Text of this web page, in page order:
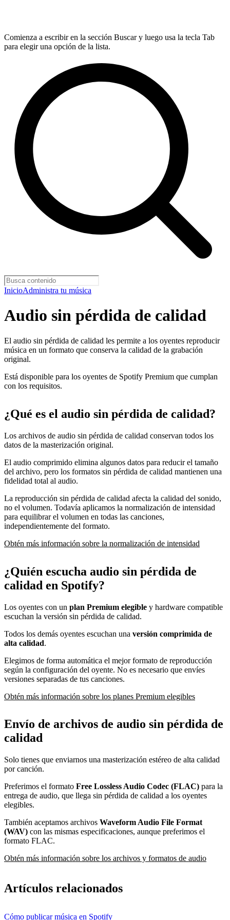
Comienza a escribir en la sección Buscar y luego usa la tecla Tab
para elegir una opción de la lista.
InicioAdministra tu música
Audio sin pérdida de calidad
El audio sin pérdida de calidad les permite a los oyentes reproducir
música en un formato que conserva la calidad de la grabación
original.
Está disponible para los oyentes de Spotify Premium que cumplan
con los requisitos.
¿Qué es el audio sin pérdida de calidad?
Los archivos de audio sin pérdida de calidad conservan todos los
datos de la masterización original.
El audio comprimido elimina algunos datos para reducir el tamaño
del archivo, pero los formatos sin pérdida de calidad mantienen una
fidelidad total al audio.
La reproducción sin pérdida de calidad afecta la calidad del sonido,
no el volumen. Todavía aplicamos la normalización de intensidad
para equilibrar el volumen en todas las canciones,
independientemente del formato.
Obtén más información sobre la normalización de intensidad
¿Quién escucha audio sin pérdida de
calidad en Spotify?
Los oyentes con un plan Premium elegible y hardware compatible
escuchan la versión sin pérdida de calidad.
Todos los demás oyentes escuchan una versión comprimida de
alta calidad.
Elegimos de forma automática el mejor formato de reproducción
según la configuración del oyente. No es necesario que envíes
versiones separadas de tus canciones.
Obtén más información sobre los planes Premium elegibles
Envío de archivos de audio sin pérdida de
calidad
Solo tienes que enviarnos una masterización estéreo de alta calidad
por canción.
Preferimos el formato Free Lossless Audio Codec (FLAC) para la
entrega de audio, que llega sin pérdida de calidad a los oyentes
elegibles.
También aceptamos archivos Waveform Audio File Format
(WAV) con las mismas especificaciones, aunque preferimos el
formato FLAC.
Obtén más información sobre los archivos y formatos de audio
Artículos relacionados
Cómo publicar música en Spotify